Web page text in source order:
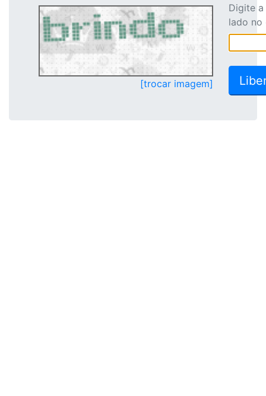
[trocar imagem]
Digite
lado no